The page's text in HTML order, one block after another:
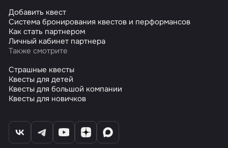
Добавить квест
Система бронирования квестов и перформансов
Как стать партнером
Личный кабинет партнера
Также смотрите
Страшные квесты
Квесты для детей
Квесты для большой компании
Квесты для новичков